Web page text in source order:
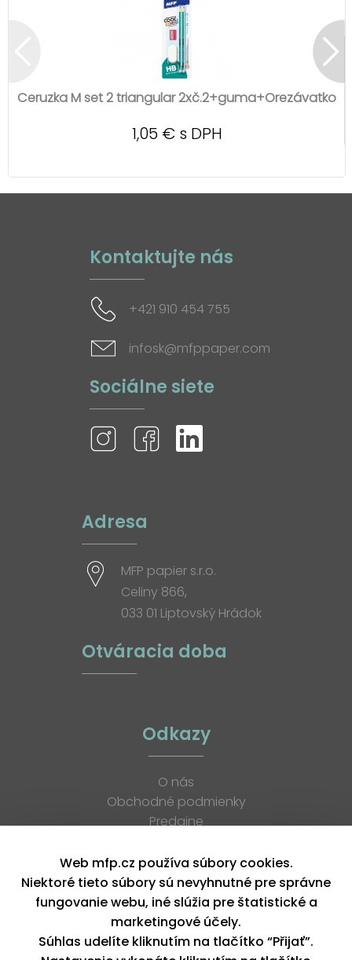
Ceruzka M set 2 triangular 2xč.2+guma+Orezávatko
1,05 € s DPH
Kontaktujte nás
+421 910 454 755
infosk@mfppaper.com
Sociálne siete
Adresa
MFP papier s.r.o.
Celiny 866,
033 01 Liptovský Hrádok
Otváracia doba
Odkazy
O nás
Obchodné podmienky
Predajne
K stiahnutiu
Blog
Kontakt
Kariéra
XML feed
Web mfp.cz používa súbory cookies.
Niektoré tieto súbory sú nevyhnutné pre správne
fungovanie webu, iné slúžia pre štatistické a
marketingové účely.
Súhlas udelíte kliknutím na tlačítko “Přijať”.